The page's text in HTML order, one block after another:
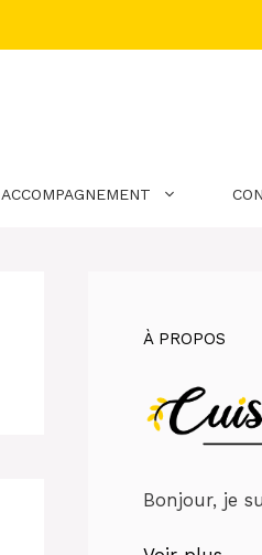
ACCOMPAGNEMENT
À PROPOS
Bonjour, je